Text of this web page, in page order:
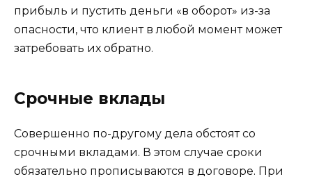
прибыль и пустить деньги «в оборот» из-за
опасности, что клиент в любой момент может
затребовать их обратно.
Срочные вклады
Совершенно по-другому дела обстоят со
срочными вкладами. В этом случае сроки
обязательно прописываются в договоре. При